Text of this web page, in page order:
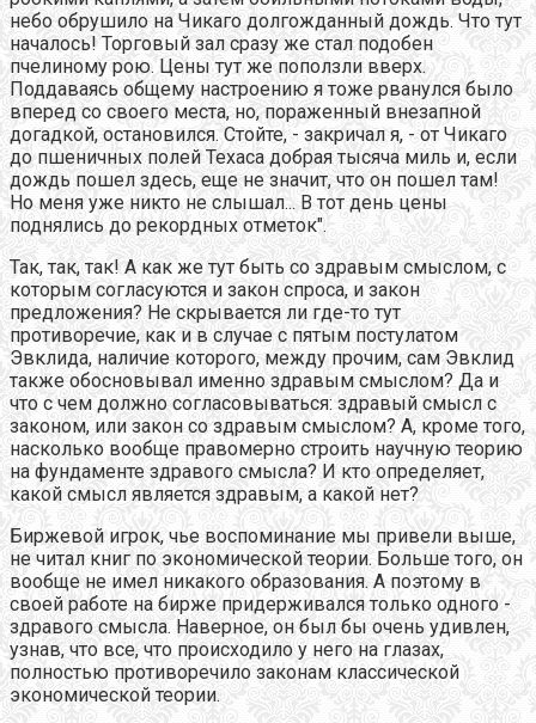
небо обрушило на Чикаго долгожданный дождь. Что тут
началось! Торговый зал сразу же стал подобен
пчелиному рою. Цены тут же поползли вверх.
Поддаваясь общему настроению я тоже рванулся было
вперед со своего места, но, пораженный внезапной
догадкой, остановился. Стойте, - закричал я, - от Чикаго
до пшеничных полей Техаса добрая тысяча миль и, если
дождь пошел здесь, еще не значит, что он пошел там!
Но меня уже никто не слышал... В тот день цены
поднялись до рекордных отметок".
Так, так, так! А как же тут быть со здравым смыслом, с
которым согласуются и закон спроса, и закон
предложения? Не скрывается ли где-то тут
противоречие, как и в случае с пятым постулатом
Эвклида, наличие которого, между прочим, сам Эвклид
также обосновывал именно здравым смыслом? Да и
что с чем должно согласовываться: здравый смысл с
законом, или закон со здравым смыслом? А, кроме того,
насколько вообще правомерно строить научную теорию
на фундаменте здравого смысла? И кто определяет,
какой смысл является здравым, а какой нет?
Биржевой игрок, чье воспоминание мы привели выше,
не читал книг по экономической теории. Больше того, он
вообще не имел никакого образования. А поэтому в
своей работе на бирже придерживался только одного -
здравого смысла. Наверное, он был бы очень удивлен,
узнав, что все, что происходило у него на глазах,
полностью противоречило законам классической
экономической теории.